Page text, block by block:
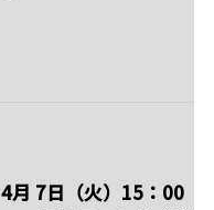
4月 7日（火）15：00